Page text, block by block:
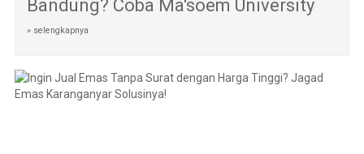
Bandung? Coba Ma'soem University
» selengkapnya